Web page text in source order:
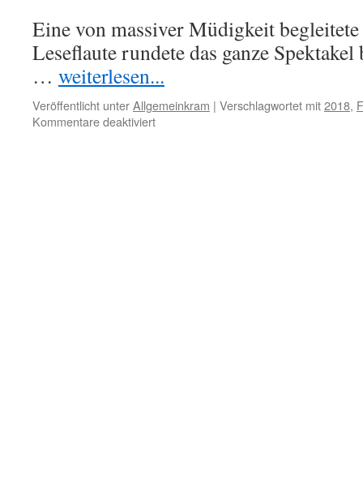
Eine von massiver Müdigkeit
Leseflaute rundete das ganze Spektakel
… weiterlesen...
Veröffentlicht unterAllgemeinkram | Verschlagwortet mit2018,
Kommentare deaktiviertfür